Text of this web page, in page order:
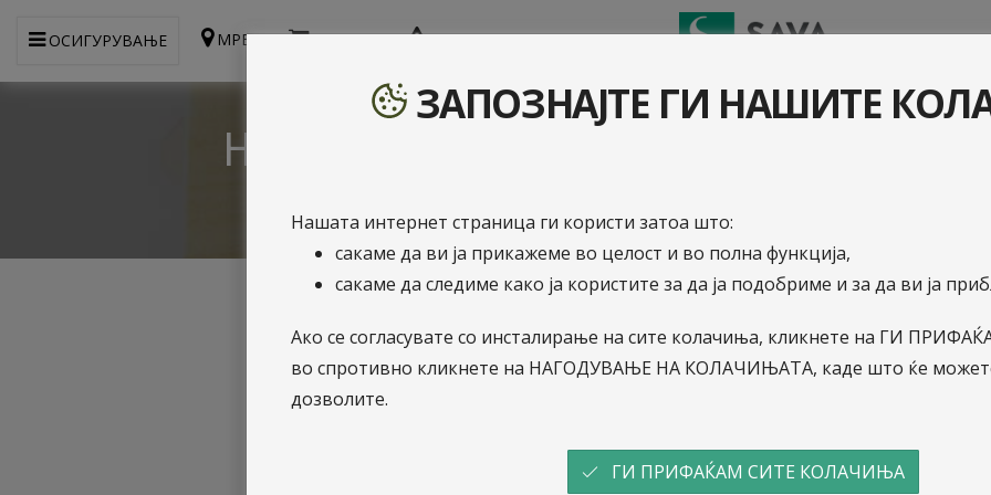
ОСИГУРУВАЊЕ МРЕЖА WEBSHOP ПРИЈАВИ ШТЕТA
Новини
04.12.2024
Јавен повик за
САВА осигурување а.д. Скопје ќе врши избор
ЗАПОЗНАЈТЕ ГИ НАШИТЕ
Нашата интернет страница ги користи затоа што:
сакаме да ви ја прикажеме во целост и во полна функција,
сакаме да следиме како ја користите за да ја подобриме и за да ви ја
Ако се согласувате со инсталирање на сите колачиња, кликнете на ГИ
во спротивно кликнете на НАГОДУВАЊЕ НА КОЛАЧИЊАТА, каде што ќе
дозволите.
ГИ ПРИФАЌАМ СИТЕ КОЛАЧИЊА